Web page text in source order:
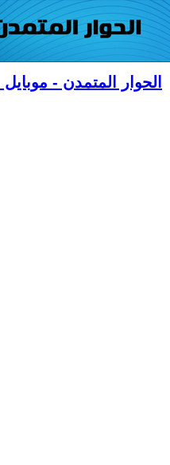
الحوار المتمدن - موبايل